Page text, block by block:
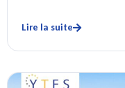
Lire la suite